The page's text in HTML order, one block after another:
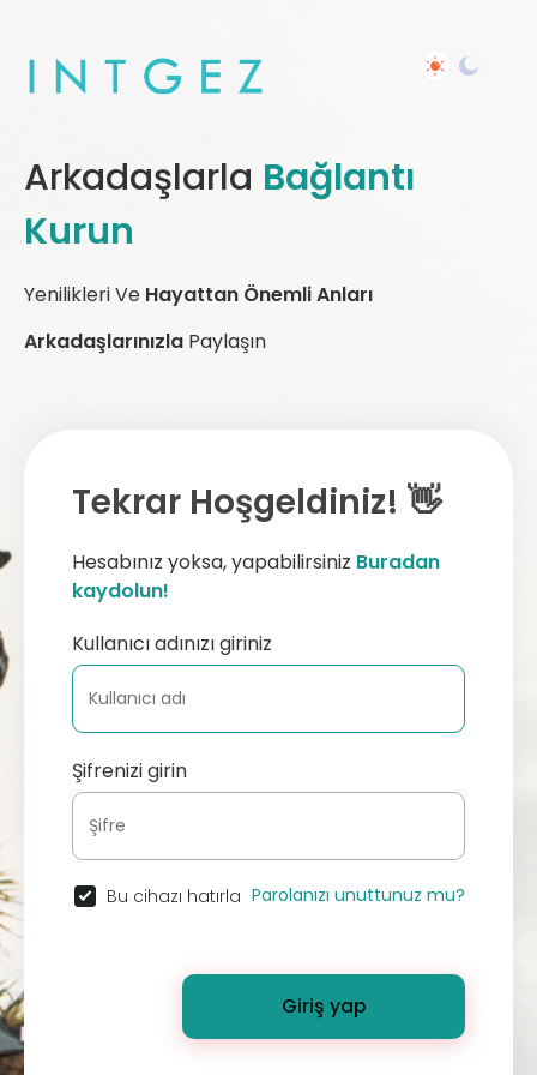
Arkadaşlarla Bağlantı
Kurun
Yenilikleri Ve Hayattan Önemli Anları
Arkadaşlarınızla Paylaşın
Tekrar Hoşgeldiniz! 👋
Hesabınız yoksa, yapabilirsiniz Buradan
kaydolun!
Kullanıcı adınızı giriniz
Şifrenizi girin
Bu cihazı hatırla Parolanızı unuttunuz mu?
Giriş yap